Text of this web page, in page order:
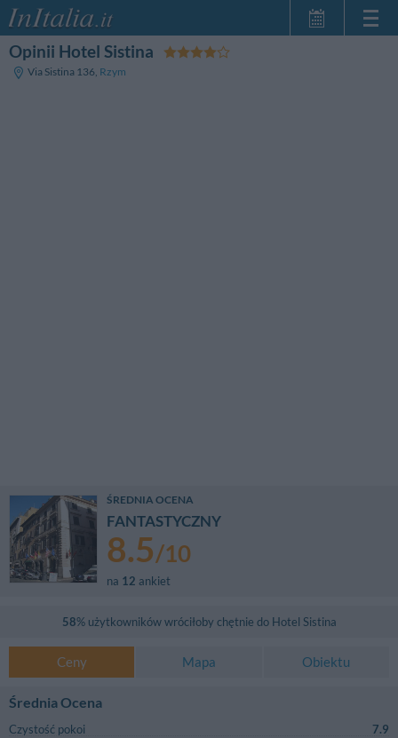
Opinii Hotel Sistina
Via Sistina 136, Rzym
ŚREDNIA OCENA
FANTASTYCZNY
8.5/10
na 12 ankiet
58% użytkowników wróciłoby chętnie do Hotel Sistina
Ceny Mapa Obiektu
Średnia Ocena
Czystość pokoi
7.9